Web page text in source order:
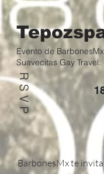
Evento de
Suavecitas Gay Travel.
RSVP
BarbonesMx te invita